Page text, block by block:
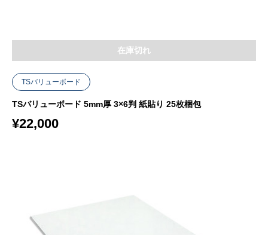
TSバリューボード
TSバリューボード 5mm厚 3×6判 紙貼り 25枚梱包
¥22,000
在庫切れ